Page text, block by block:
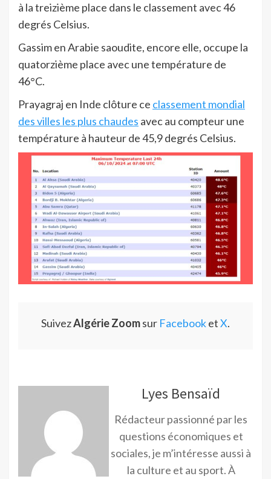
à la treizième place dans le classement avec 46
degrés Celsius.
Gassim en Arabie saoudite, encore elle, occupe la
quatorzième place avec une température de
46°C.
Prayagraj en Inde clôture ce classement mondial
des villes les plus chaudes avec au compteur une
température à hauteur de 45,9 degrés Celsius.
SuivezAlgérie Zoomsur FacebooketX.
Lyes Bensaïd
Rédacteur passionné par les
questions économiques et
sociales, je m’intéresse aussi à
la culture et au sport. À